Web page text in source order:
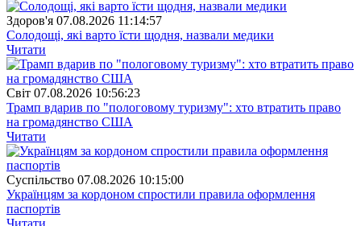
Здоров'я 07.08.2026 11:14:57
Солодощі, які варто їсти щодня, назвали медики
Читати
Свiт 07.08.2026 10:56:23
Трамп вдарив по "пологовому туризму": хто втратить право
на громадянство США
Читати
Суспiльство 07.08.2026 10:15:00
Українцям за кордоном спростили правила оформлення
паспортів
Читати